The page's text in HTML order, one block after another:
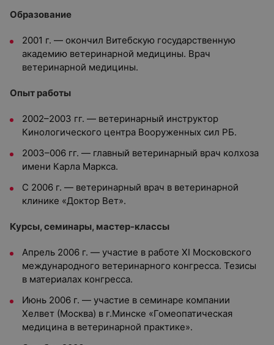
Образование
2001 г. — окончил Витебскую государственную
академию ветеринарной медицины. Врач
ветеринарной медицины.
Опыт работы
2002–2003 гг. — ветеринарный инструктор
Кинологического центра Вооруженных сил РБ.
2003–006 гг. — главный ветеринарный врач колхоза
имени Карла Маркса.
С 2006 г. — ветеринарный врач в ветеринарной
клинике «Доктор Вет».
Курсы, семинары, мастер-классы
Апрель 2006 г. — участие в работе XI Московского
международного ветеринарного конгресса. Тезисы
в материалах конгресса.
Июнь 2006 г. — участие в семинаре компании
Хелвет (Москва) в г.Минске «Гомеопатическая
медицина в ветеринарной практике».